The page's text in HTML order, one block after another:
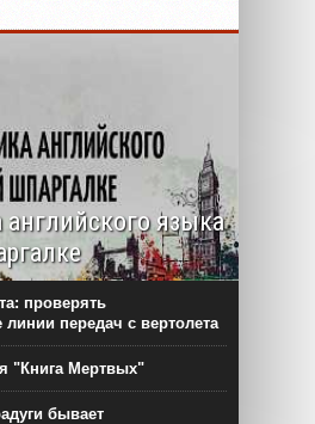
английского языка
проверять
передач с вертолета
"Книга Мертвых"
бывает